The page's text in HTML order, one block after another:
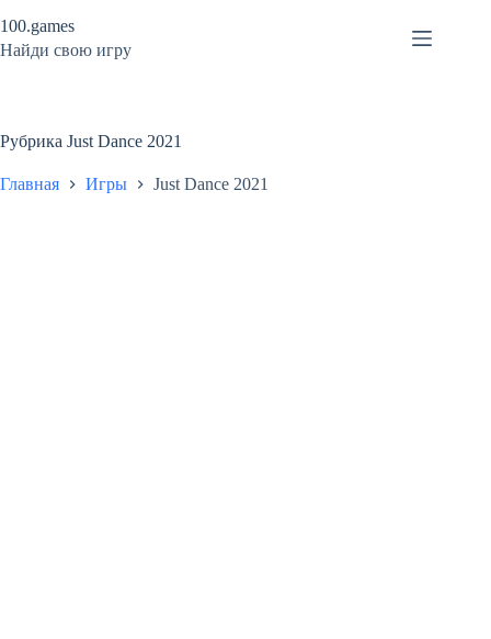
к
сути
100.games
Найди свою игру
Рубрика Just Dance 2021
Главная Игры Just Dance 2021